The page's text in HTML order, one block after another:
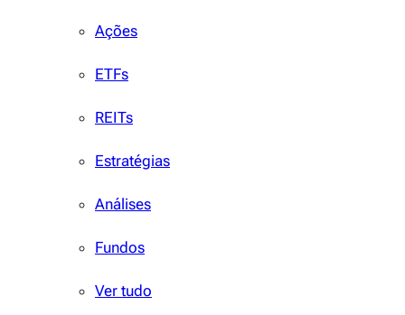
Ações
ETFs
REITs
Estratégias
Análises
Fundos
Ver tudo